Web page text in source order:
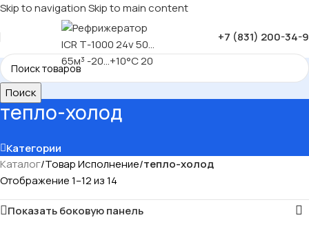
Skip to navigationSkip to main content
+7 (831) 200-34-
Поиск
тепло-холод
Категории
Каталог/Товар Исполнение/тепло-холод
Отображение 1–12 из 14
Показать боковую панель